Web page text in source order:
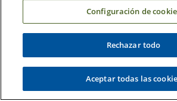
Duke School of Medicine
Duke University
Configuración de
Rechazar todo
Aceptar todas las